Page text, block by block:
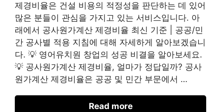
제경비율은 건설 비용의 적정성을 판단하는 데 있어
많은 분들이 관심을 가지고 있는 서비스입니다. 아
래에서 공사원가계산 제경비율 최신 기준 | 공공/민
간 공사별 적용 지침에 대해 자세하게 알아보겠습니
다. 💡 영어유치원 창업의 성공 비결을 알아보세요.
💡 공사원가계산 제경비율, 얼마가 정답일까? 공사
원가계산 제경비율은 공공 및 민간 부문에서 …
Read more